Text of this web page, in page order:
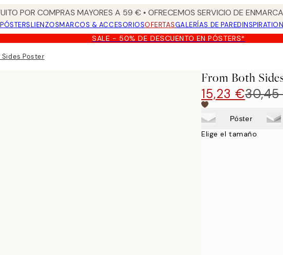
POR COMPRAS MAYORES A 59 € • OFRECEMOS SERVICIO DE
PÓSTERSLIENZOSMARCOS & ACCESORIOSOFERTASGALERÍAS DE PARED
SALE - 50% DE DESCUENTO EN PÓSTERS*
Sides Poster
From Both
15,23 €
Póster
Elige el tamaño